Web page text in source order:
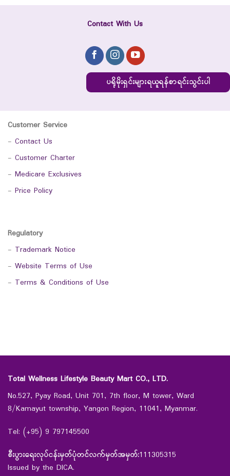
Contact With Us
ပရိုမိုးရှင်းများရယူရန်စာရင်းသွင်းပါ
Customer Service
- Contact Us
- Customer Charter
- Medicare Exclusives
- Price Policy
Regulatory
- Trademark Notice
- Website Terms of Use
- Terms & Conditions of Use
Total Wellness Lifestyle Beauty Mart CO., LTD.
No.527, Pyay Road, Unit 701, 7th floor, M tower, Ward
8/Kamayut township, Yangon Region, 11041, Myanmar.
Tel: (+95) 9 797145500
စီးပွားရေးလုပ်ငန်းမှတ်ပုံတင်လက်မှတ်အမှတ်:111305315
Issued by the DICA.